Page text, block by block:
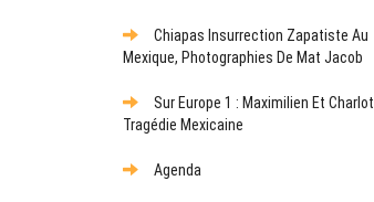
Chiapas Insurrection Zapatiste Au
Mexique, Photographies De Mat Jacob
Sur Europe 1 : Maximilien Et
Tragédie Mexicaine
Agenda